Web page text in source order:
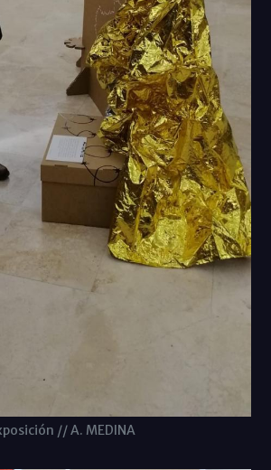
// A. MEDINA